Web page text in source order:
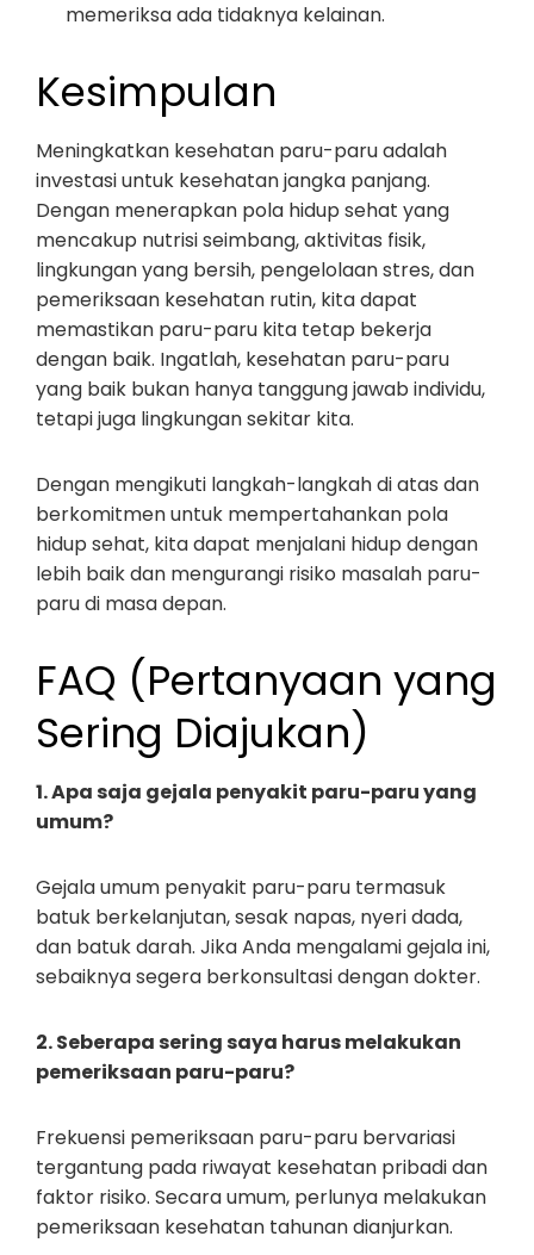
memeriksa ada tidaknya kelainan.
Kesimpulan
Meningkatkan kesehatan paru-paru adalah
investasi untuk kesehatan jangka panjang.
Dengan menerapkan pola hidup sehat yang
mencakup nutrisi seimbang, aktivitas fisik,
lingkungan yang bersih, pengelolaan stres, dan
pemeriksaan kesehatan rutin, kita dapat
memastikan paru-paru kita tetap bekerja
dengan baik. Ingatlah, kesehatan paru-paru
yang baik bukan hanya tanggung jawab individu,
tetapi juga lingkungan sekitar kita.
Dengan mengikuti langkah-langkah di atas dan
berkomitmen untuk mempertahankan pola
hidup sehat, kita dapat menjalani hidup dengan
lebih baik dan mengurangi risiko masalah paru-
paru di masa depan.
FAQ (Pertanyaan yang
Sering Diajukan)
1. Apa saja gejala penyakit paru-paru yang
umum?
Gejala umum penyakit paru-paru termasuk
batuk berkelanjutan, sesak napas, nyeri dada,
dan batuk darah. Jika Anda mengalami gejala ini,
sebaiknya segera berkonsultasi dengan dokter.
2. Seberapa sering saya harus melakukan
pemeriksaan paru-paru?
Frekuensi pemeriksaan paru-paru bervariasi
tergantung pada riwayat kesehatan pribadi dan
faktor risiko. Secara umum, perlunya melakukan
pemeriksaan kesehatan tahunan dianjurkan.